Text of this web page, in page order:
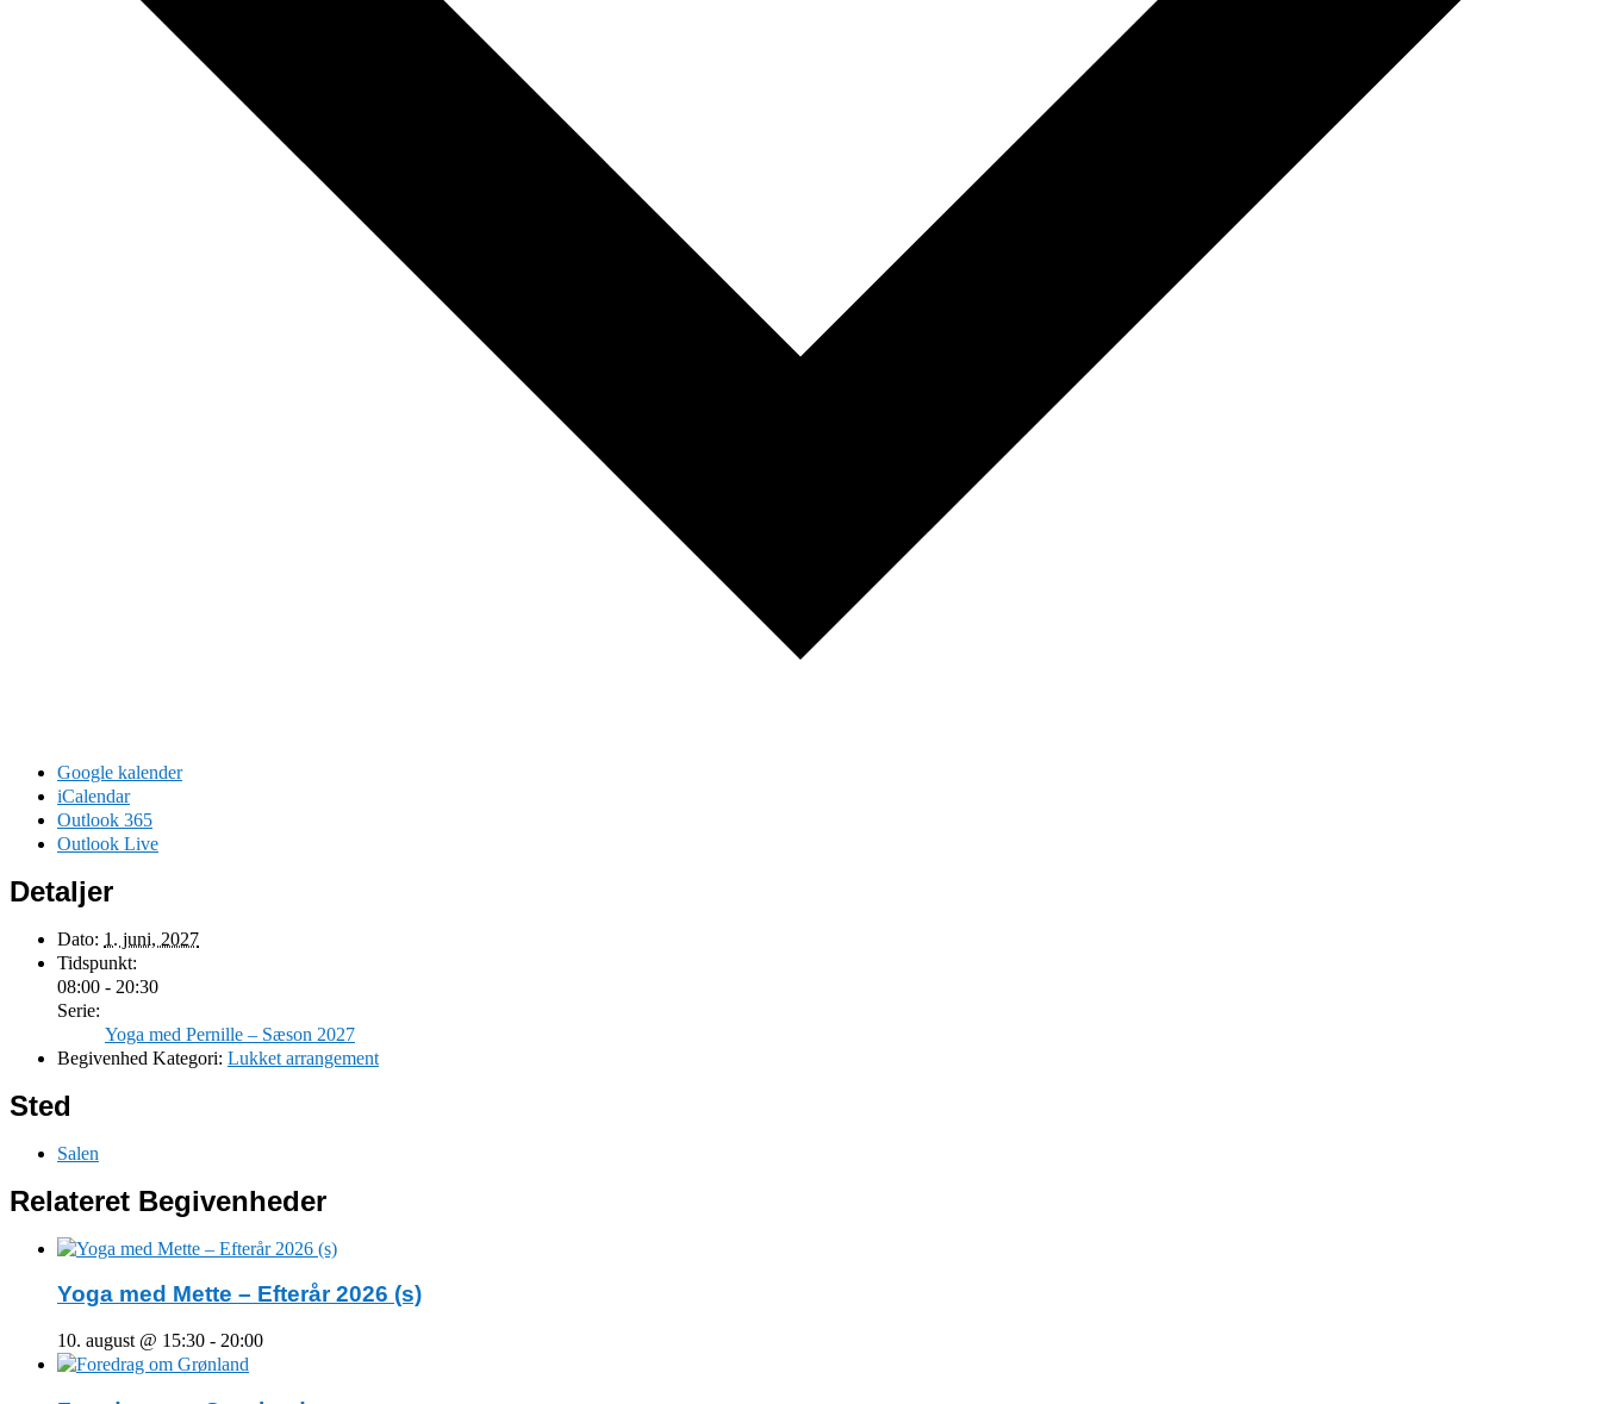
Google kalender
iCalendar
Outlook 365
Outlook Live
Detaljer
Dato: 1. juni, 2027
Tidspunkt:
08:00 - 20:30
Serie:
Yoga med Pernille – Sæson 2027
Begivenhed Kategori: Lukket arrangement
Sted
Salen
Relateret Begivenheder
Yoga med Mette – Efterår 2026 (s)
10. august @ 15:30 - 20:00